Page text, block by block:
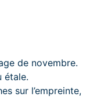
de novembre.
étale.
sur l’empreinte,